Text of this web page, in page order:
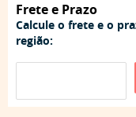
Frete e Prazo
Calcule o frete e o
região: